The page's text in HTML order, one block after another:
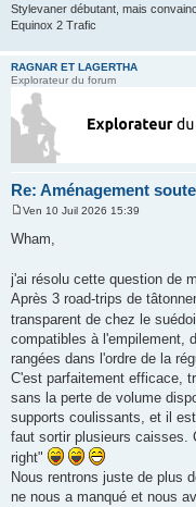
Stylevaner débutant, mais
Equinox 2 Trafic
RAGNAR ET LAGERTHA
Explorateur du forum
Re: Aménagement
e
s
a
g
e
Ven 10 Juil 2026 15:39
Wham,
j'ai résolu cette question de
Après 3 road-trips de
transparent de chez le
compatibles à l'empilement,
rangées dans l'ordre de la
C'est parfaitement efficace,
sans la perte de volume
supports coulissants, et il
faut sortir plusieurs caisses.
right"
Nous rentrons juste de plus
ne nous a manqué et nous